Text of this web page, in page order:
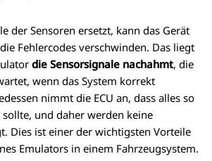
der Sensoren ersetzt, kann das Gerät
Fehlercodes verschwinden. Das liegt
die Sensorsignale nachahmt, die
wenn das System korrekt
nimmt die ECU an, dass alles so
und daher werden keine
Dies ist einer der wichtigsten Vorteile
Emulators in einem Fahrzeugsystem.